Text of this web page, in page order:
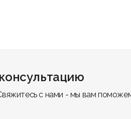
с нами - мы вам